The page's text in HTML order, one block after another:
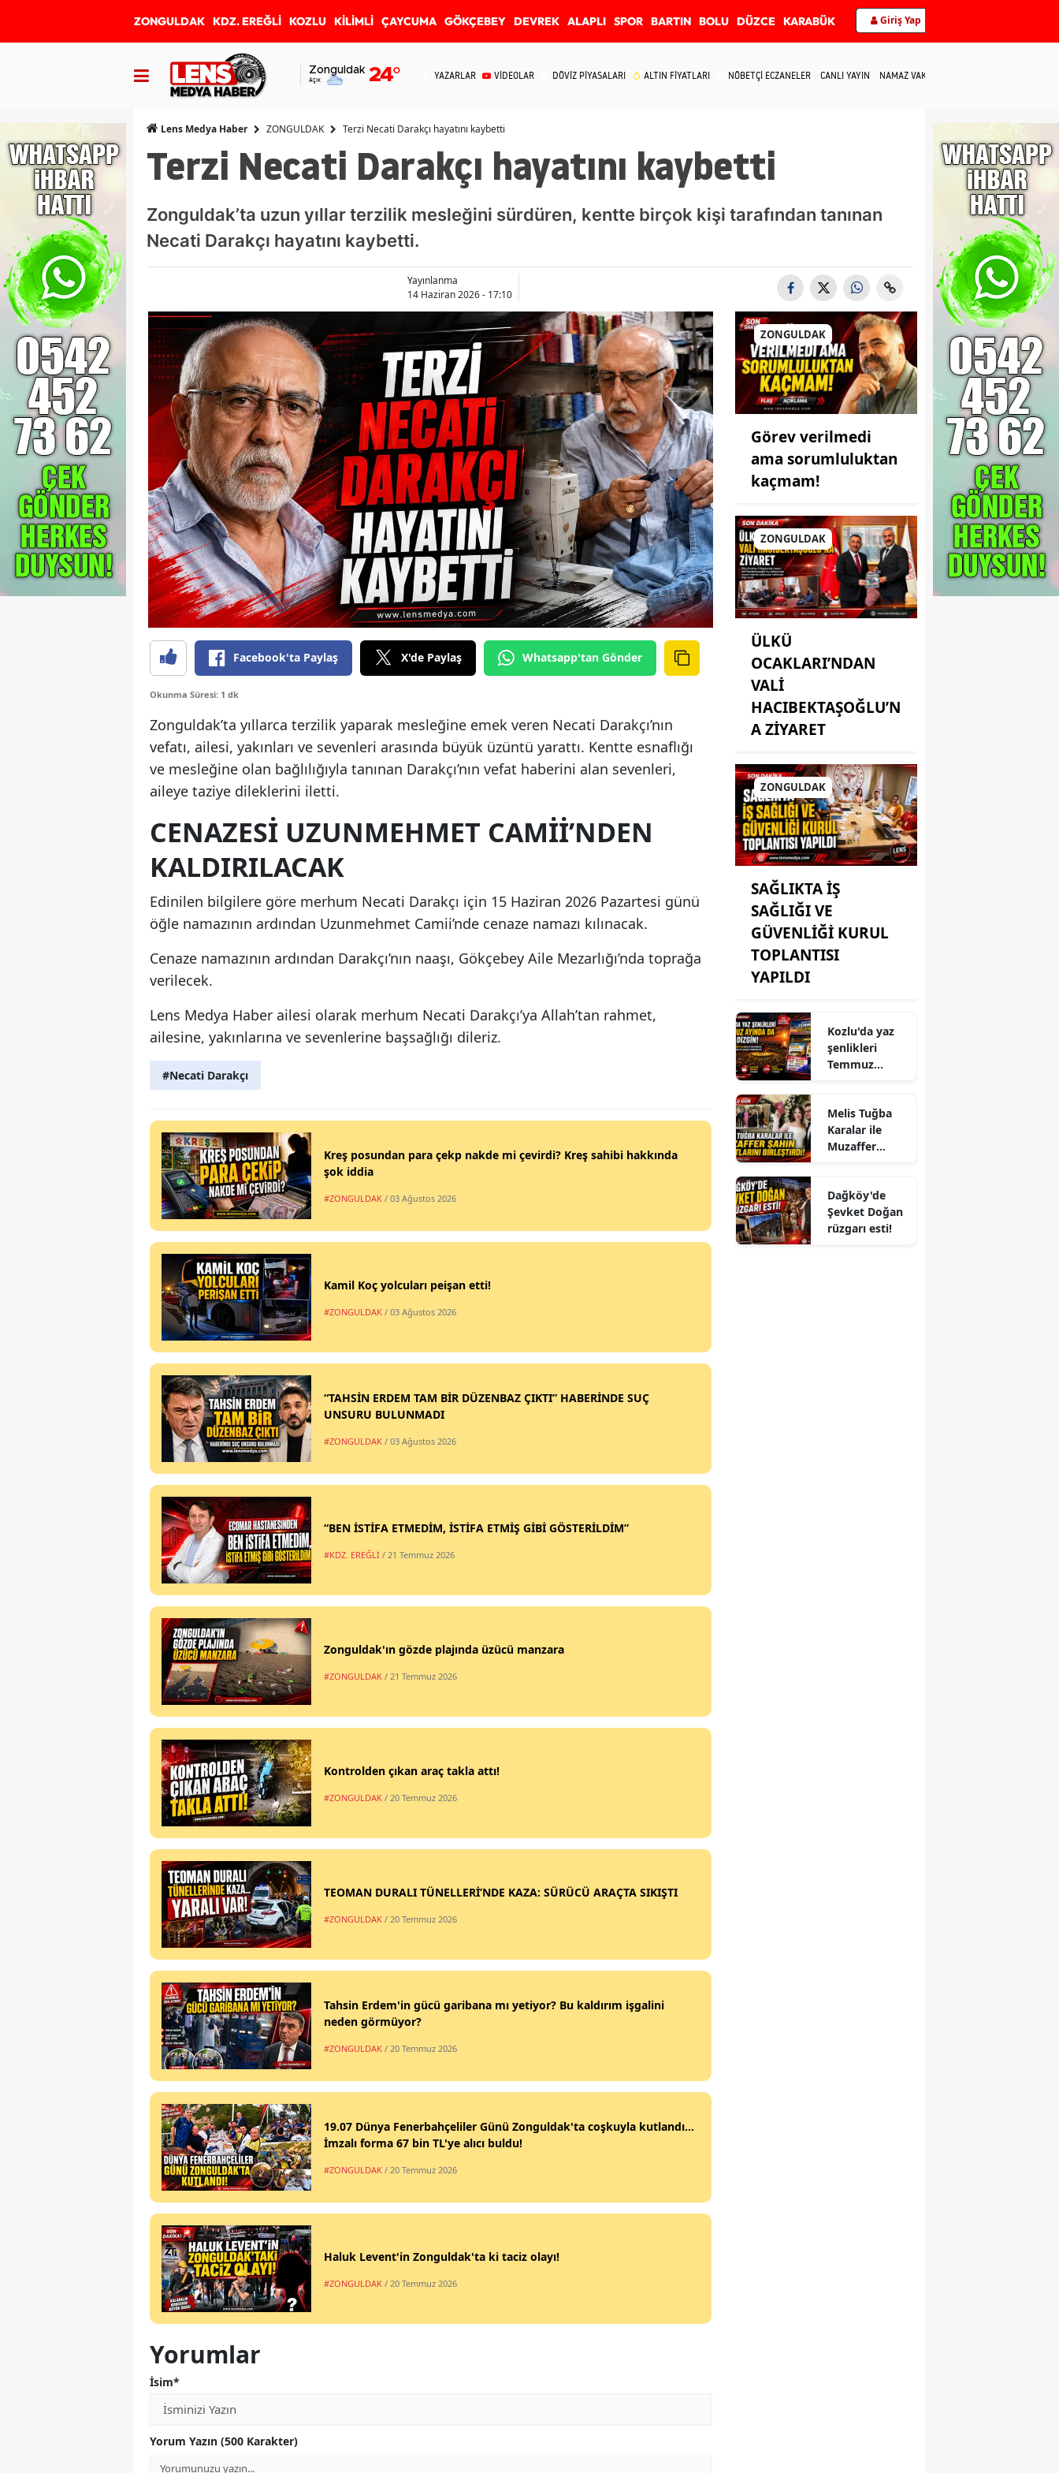
ZONGULDAK KDZ. EREĞLİ KOZLU KİLİMLİ ÇAYCUMA GÖKÇEBEY DEVREK ALAPLI SPOR BARTIN BOLU DÜZCE KARABÜK Giriş Yap
Zonguldak
Açık 24° YAZARLAR VİDEOLAR DÖVİZ PİYASALARI ALTIN FİYATLARI NÖBETÇİ ECZANELER CANLI YAYIN NAMAZ VAKİTLERİ
Lens Medya Haber ZONGULDAK Terzi Necati Darakçı hayatını kaybetti
Terzi Necati Darakçı hayatını kaybetti
Zonguldak’ta uzun yıllar terzilik mesleğini sürdüren, kentte birçok kişi tarafından tanınan
Necati Darakçı hayatını kaybetti.
Yayınlanma
14 Haziran 2026 - 17:10
Facebook'ta Paylaş X'de Paylaş Whatsapp'tan Gönder
Okunma Süresi: 1 dk
Zonguldak’ta yıllarca terzilik yaparak mesleğine emek veren Necati Darakçı’nın
vefatı, ailesi, yakınları ve sevenleri arasında büyük üzüntü yarattı. Kentte esnaflığı
ve mesleğine olan bağlılığıyla tanınan Darakçı’nın vefat haberini alan sevenleri,
aileye taziye dileklerini iletti.
CENAZESI UZUNMEHMET CAMII’NDEN
KALDIRILACAK
Edinilen bilgilere göre merhum Necati Darakçı için 15 Haziran 2026 Pazartesi günü
öğle namazının ardından Uzunmehmet Camii’nde cenaze namazı kılınacak.
Cenaze namazının ardından Darakçı’nın naaşı, Gökçebey Aile Mezarlığı’nda toprağa
verilecek.
Lens Medya Haber ailesi olarak merhum Necati Darakçı’ya Allah’tan rahmet,
ailesine, yakınlarına ve sevenlerine başsağlığı dileriz.
#Necati Darakçı
Kreş posundan para çekp nakde mi çevirdi? Kreş sahibi hakkında
şok iddia
#ZONGULDAK / 03 Ağustos 2026
Kamil Koç yolcuları peişan etti!
#ZONGULDAK / 03 Ağustos 2026
“TAHSİN ERDEM TAM BİR DÜZENBAZ ÇIKTI” HABERİNDE SUÇ
UNSURU BULUNMADI
#ZONGULDAK / 03 Ağustos 2026
“BEN İSTİFA ETMEDİM, İSTİFA ETMİŞ GİBİ GÖSTERİLDİM”
#KDZ. EREĞLİ / 21 Temmuz 2026
Zonguldak'ın gözde plajında üzücü manzara
#ZONGULDAK / 21 Temmuz 2026
Kontrolden çıkan araç takla attı!
#ZONGULDAK / 20 Temmuz 2026
TEOMAN DURALI TÜNELLERİ’NDE KAZA: SÜRÜCÜ ARAÇTA SIKIŞTI
#ZONGULDAK / 20 Temmuz 2026
Tahsin Erdem'in gücü garibana mı yetiyor? Bu kaldırım işgalini
neden görmüyor?
#ZONGULDAK / 20 Temmuz 2026
19.07 Dünya Fenerbahçeliler Günü Zonguldak'ta coşkuyla kutlandı...
İmzalı forma 67 bin TL'ye alıcı buldu!
#ZONGULDAK / 20 Temmuz 2026
Haluk Levent'in Zonguldak'ta ki taciz olayı!
#ZONGULDAK / 20 Temmuz 2026
Yorumlar
İsim*
Yorum Yazın (500 Karakter)
ZONGULDAK
Görev verilmedi
ama sorumluluktan
kaçmam!
ZONGULDAK
ÜLKÜ
OCAKLARI’NDAN
VALİ
HACIBEKTAŞOĞLU’N
A ZİYARET
ZONGULDAK
SAĞLIKTA İŞ
SAĞLIĞI VE
GÜVENLİĞİ KURUL
TOPLANTISI
YAPILDI
Kozlu'da yaz
şenlikleri
Temmuz
ediyor!
Melis Tuğba
Karalar ile
Muzaffer
Birleştirdi!
Dağköy'de
Şevket Doğan
rüzgarı esti!